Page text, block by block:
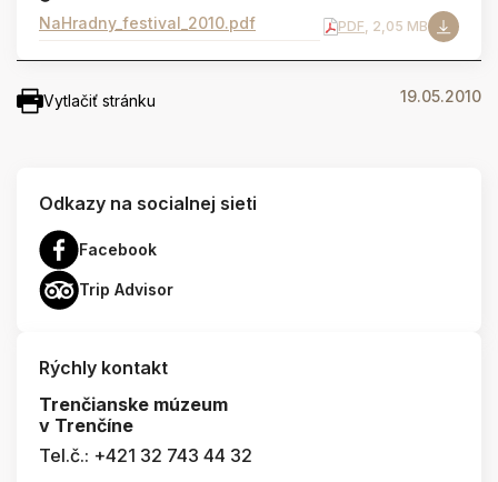
NaHradny_festival_2010.pdf PDF, 2,05 MB
Vytlačiť stránku 19.05.2010
Odkazy na socialnej sieti
Facebook
Trip Advisor
Rýchly kontakt
Trenčianske múzeum
v Trenčíne
Tel.č.: +421 32 743 44 32